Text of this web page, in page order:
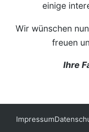
einige
Wir wünschen
freuen
Ihre
Impressum